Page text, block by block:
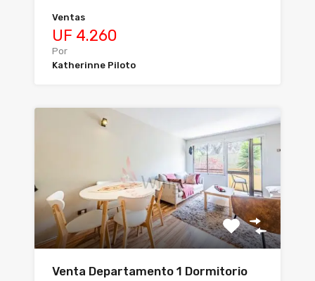
Ventas
UF 4.260
Por
Katherinne Piloto
Venta Departamento 1 Dormitorio